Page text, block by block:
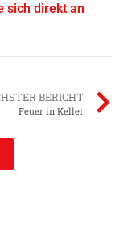
sich direkt an
BERICHT
Feuer in Keller